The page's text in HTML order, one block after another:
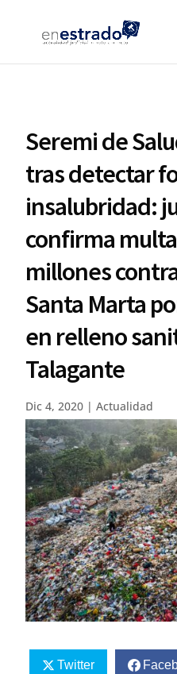
Seremi de
tras detectar
insalubridad:
confirma
millones
Santa Marta
en relleno
Talagante
Dic 4, 2020 |Actualidad
Twitter